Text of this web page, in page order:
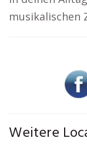
musikalischen
Weitere